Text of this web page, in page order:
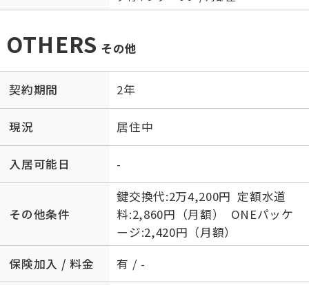
OTHERS その他
契約期間 2年
現況 居住中
入居可能日 -
その他条件
鍵交換代:2万4,200円 定額水道
料:2,860円（月額） ONEパッケ
ージ:2,420円（月額）
保険加入 / 料金
有 / -